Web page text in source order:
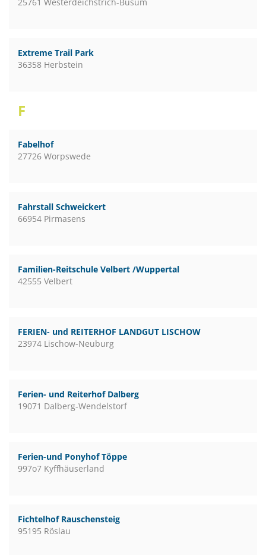
Extreme Trail Park
36358 Herbstein
F
Fabelhof
27726 Worpswede
Fahrstall Schweickert
66954 Pirmasens
Familien-Reitschule Velbert /Wuppertal
42555 Velbert
FERIEN- und REITERHOF LANDGUT LISCHOW
23974 Lischow-Neuburg
Ferien- und Reiterhof Dalberg
19071 Dalberg-Wendelstorf
Ferien-und Ponyhof Töppe
997o7 Kyffhäuserland
Fichtelhof Rauschensteig
95195 Röslau